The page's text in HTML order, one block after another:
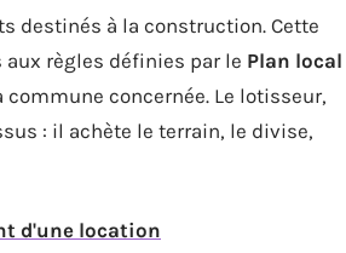
destinés à la construction. Cette
aux règles définies par le Plan local
commune concernée. Le lotisseur,
: il achète le terrain, le divise,
d'une location